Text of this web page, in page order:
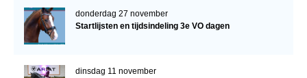
donderdag 27 november
Startlijsten en tijdsindeling 3e VO dagen
dinsdag 11 november